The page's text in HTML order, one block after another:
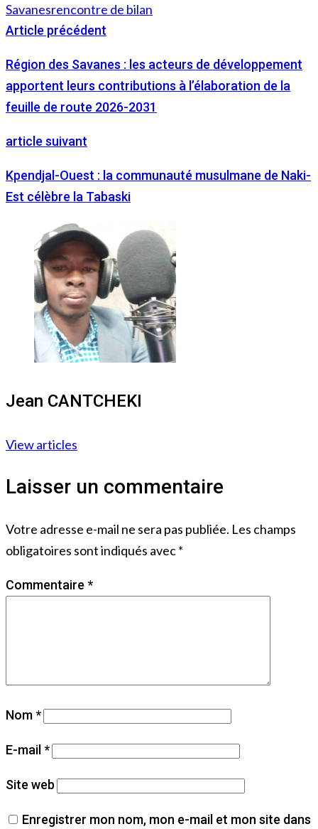
Savanesrencontre de bilan
Article précédent
Région des Savanes : les acteurs de développement
apportent leurs contributions à l’élaboration de la
feuille de route 2026-2031
article suivant
Kpendjal-Ouest : la communauté musulmane de Naki-
Est célèbre la Tabaski
Jean CANTCHEKI
View articles
Laisser un commentaire
Votre adresse e-mail ne sera pas publiée. Les champs
obligatoires sont indiqués avec*
Commentaire *
Nom*
E-mail*
Site web
Enregistrer mon nom, mon e-mail et mon site dans